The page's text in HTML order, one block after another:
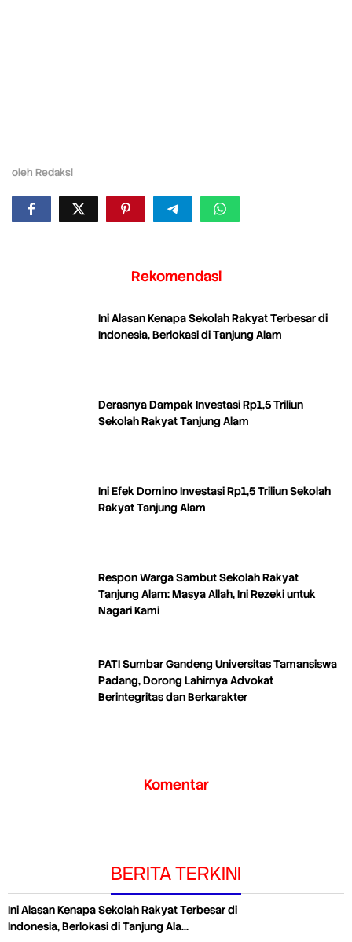
oleh Redaksi
Rekomendasi
Ini Alasan Kenapa Sekolah Rakyat Terbesar di
Indonesia, Berlokasi di Tanjung Alam
Derasnya Dampak Investasi Rp1,5 Triliun
Sekolah Rakyat Tanjung Alam
Ini Efek Domino Investasi Rp1,5 Triliun Sekolah
Rakyat Tanjung Alam
Respon Warga Sambut Sekolah Rakyat
Tanjung Alam: Masya Allah, Ini Rezeki untuk
Nagari Kami
PATI Sumbar Gandeng Universitas Tamansiswa
Padang, Dorong Lahirnya Advokat
Berintegritas dan Berkarakter
Komentar
BERITA TERKINI
Ini Alasan Kenapa Sekolah Rakyat Terbesar di
Indonesia, Berlokasi di Tanjung Ala…